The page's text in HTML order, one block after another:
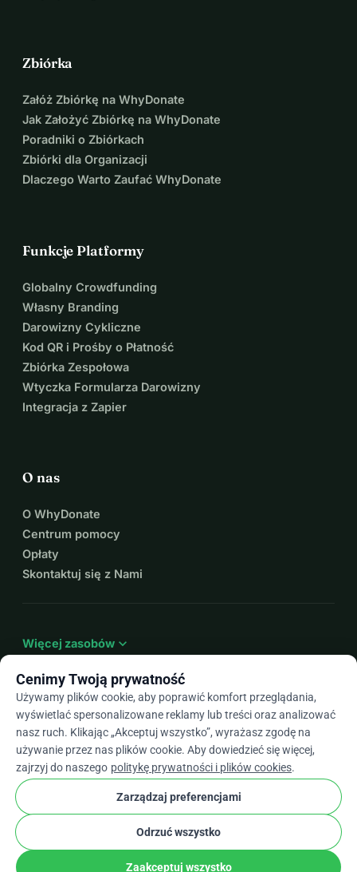
Zbiórka
Załóż Zbiórkę na WhyDonate
Jak Założyć Zbiórkę na WhyDonate
Poradniki o Zbiórkach
Zbiórki dla Organizacji
Dlaczego Warto Zaufać WhyDonate
Funkcje Platformy
Globalny Crowdfunding
Własny Branding
Darowizny Cykliczne
Kod QR i Prośby o Płatność
Zbiórka Zespołowa
Wtyczka Formularza Darowizny
Integracja z Zapier
O nas
O WhyDonate
Centrum pomocy
Opłaty
Skontaktuj się z Nami
Więcej zasobów expand_more
Plarrow_drop_down
★★★★★4,9 / 5 na podstawie ponad 500 opinii
WhyDonate
Prywatność i pliki cookie
Regulamin
Ustawienia Plików Cookie
Stworzone w Europie stripe checkZweryfikowany Partner
Cenimy Twoją prywatność
Używamy plików cookie, aby poprawić komfort przeglądania,
wyświetlać spersonalizowane reklamy lub treści oraz analizować
nasz ruch. Klikając „Akceptuj wszystko”, wyrażasz zgodę na
używanie przez nas plików cookie. Aby dowiedzieć się więcej,
zajrzyj do naszego politykę prywatności i plików cookies.
Zarządzaj preferencjami
Odrzuć wszystko
Zaakceptuj wszystko